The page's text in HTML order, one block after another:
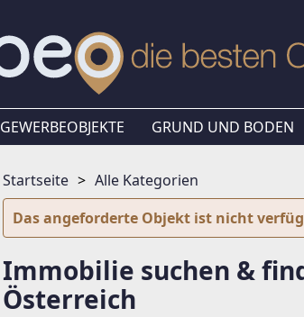
GEWERBEOBJEKTE GRUND UND BODEN
Startseite
Alle Kategorien
Das angeforderte Objekt ist nicht
Immobilie suchen &
Österreich